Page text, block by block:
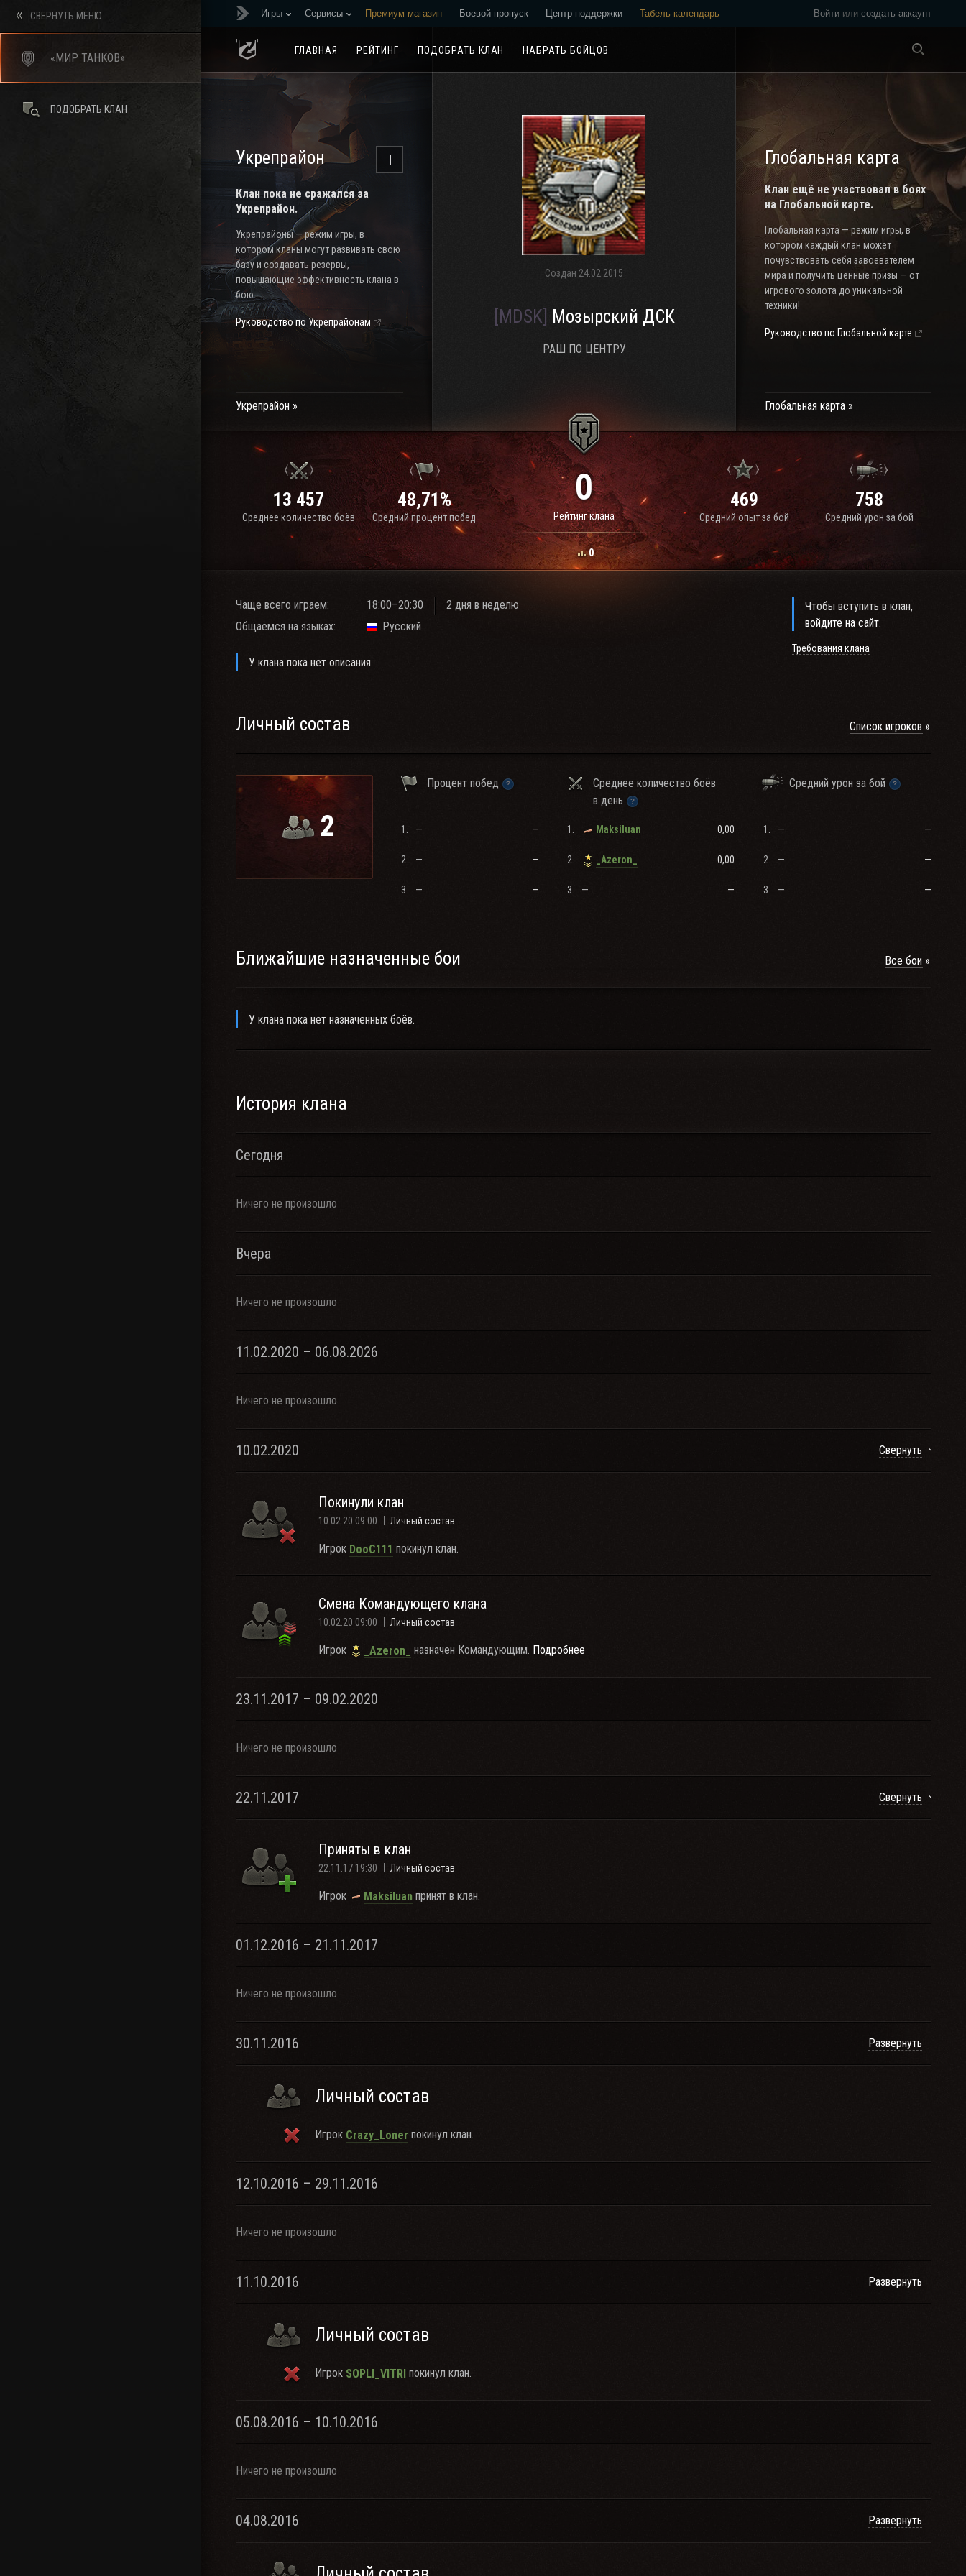
Войти или создать аккаунт
Игры Сервисы Премиум магазин Боевой пропуск Центр поддержки Табель-календарь
ГЛАВНАЯ РЕЙТИНГ ПОДОБРАТЬ КЛАН НАБРАТЬ БОЙЦОВ
I
Укрепрайон
Клан пока не сражался за
Укрепрайон.
Укрепрайоны — режим игры, в
котором кланы могут развивать свою
базу и создавать резервы,
повышающие эффективность клана в
бою.
Руководство по Укрепрайонам
Укрепрайон
Создан 24.02.2015
[MDSK] Мозырский ДСК
РАШ ПО ЦЕНТРУ
Глобальная карта
Клан ещё не участвовал в боях
на Глобальной карте.
Глобальная карта — режим игры, в
котором каждый клан может
почувствовать себя завоевателем
мира и получить ценные призы — от
игрового золота до уникальной
техники!
Руководство по Глобальной карте
Глобальная карта
13 457
Среднее количество боёв
48,71%
Средний процент побед
0
Рейтинг клана
0
469
Средний опыт за бой
758
Средний урон за бой
Чаще всего играем: 18:00–20:30
2 дня в неделю
Общаемся на языках:
Русский
У клана пока нет описания.
Чтобы вступить в клан,
войдите на сайт.
Требования клана
Личный состав Список игроков
2
Процент побед
Среднее количество боёв
в день
Средний урон за бой
1. — —
2. — —
3. — —
1. Maksiluan 0,00
2. _Azeron_ 0,00
3. — —
1. — —
2. — —
3. — —
Ближайшие назначенные бои Все бои
У клана пока нет назначенных боёв.
История клана
Сегодня
Ничего не произошло
Вчера
Ничего не произошло
11.02.2020 – 06.08.2026
Ничего не произошло
10.02.2020 Свернуть
Покинули клан
10.02.20 09:00 Личный состав
Игрок DooC111 покинул клан.
Смена Командующего клана
10.02.20 09:00 Личный состав
Игрок _Azeron_ назначен Командующим. Подробнее
23.11.2017 – 09.02.2020
Ничего не произошло
22.11.2017 Свернуть
Приняты в клан
22.11.17 19:30 Личный состав
Игрок Maksiluan принят в клан.
01.12.2016 – 21.11.2017
Ничего не произошло
30.11.2016 Развернуть
Личный состав
Игрок Crazy_Loner покинул клан.
12.10.2016 – 29.11.2016
Ничего не произошло
11.10.2016 Развернуть
Личный состав
Игрок SOPLI_VITRI покинул клан.
05.08.2016 – 10.10.2016
Ничего не произошло
04.08.2016 Развернуть
СВЕРНУТЬ МЕНЮ
«МИР ТАНКОВ»
ПОДОБРАТЬ КЛАН